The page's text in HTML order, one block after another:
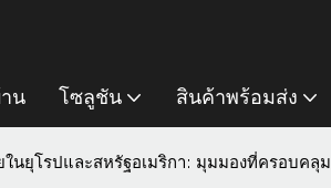
น โซลูชัน สินค้าพร้อมส่ง
นยุโรปและสหรัฐอเมริกา: มุมมองที่ครอบคลุม